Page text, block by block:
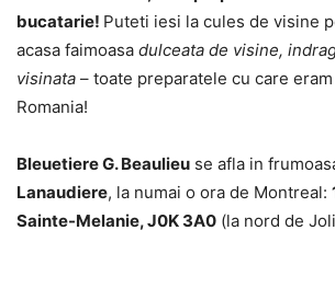
bucatarie! Puteti iesi la cules de visine
acasa faimoasa dulceata de visine,
visinata – toate preparatele cu care
Romania!
Bleuetiere G. Beaulieu se afla in
Lanaudiere, la numai o ora de Montreal:
Sainte-Melanie, J0K 3A0 (la nord de